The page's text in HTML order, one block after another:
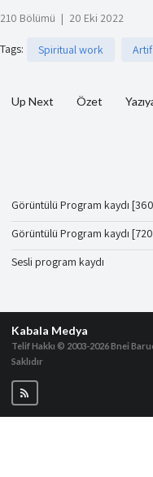
210 Bölümü | 20 Eki 2022
Tags: Spiritual work
Up Next Özet
Görüntülü Program kaydı
Görüntülü Program kaydı
Sesli program kaydı
Kabala Medya
Telif Hakkı © 2003-2026Bnei
Saklıdır